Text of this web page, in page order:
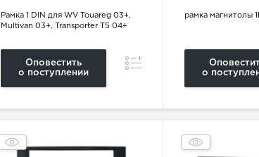
Рамка 1 DIN для WV Touareg 03+,
Multivan 03+, Transporter T5 04+
Оповестить
о поступлении
Сравнение
рамка магнитолы
о